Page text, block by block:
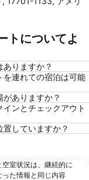
トについてよ
りますか？
を連れての宿泊は可能
ありますか？
ンとチェックアウト
していますか？
室状況は、継続的に
た情報と同じ内容